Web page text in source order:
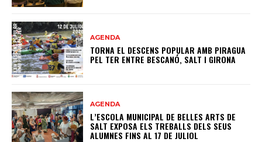
AGENDA
TORNA EL DESCENS POPULAR AMB PIRAGUA
PEL TER ENTRE BESCANÓ, SALT I GIRONA
AGENDA
L’ESCOLA MUNICIPAL DE BELLES ARTS DE
SALT EXPOSA ELS TREBALLS DELS SEUS
ALUMNES FINS AL 17 DE JULIOL